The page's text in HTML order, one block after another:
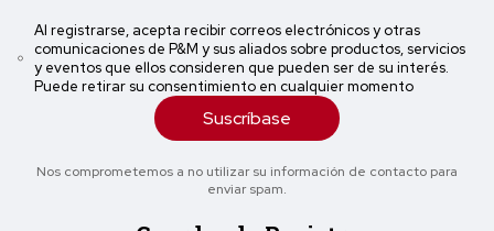
Al registrarse, acepta recibir correos electrónicos y otras
comunicaciones de P&M y sus aliados sobre productos, servicios
y eventos que ellos consideren que pueden ser de su interés.
Puede retirar su consentimiento en cualquier momento
Suscríbase
Nos comprometemos a no utilizar su información de contacto para
enviar spam.